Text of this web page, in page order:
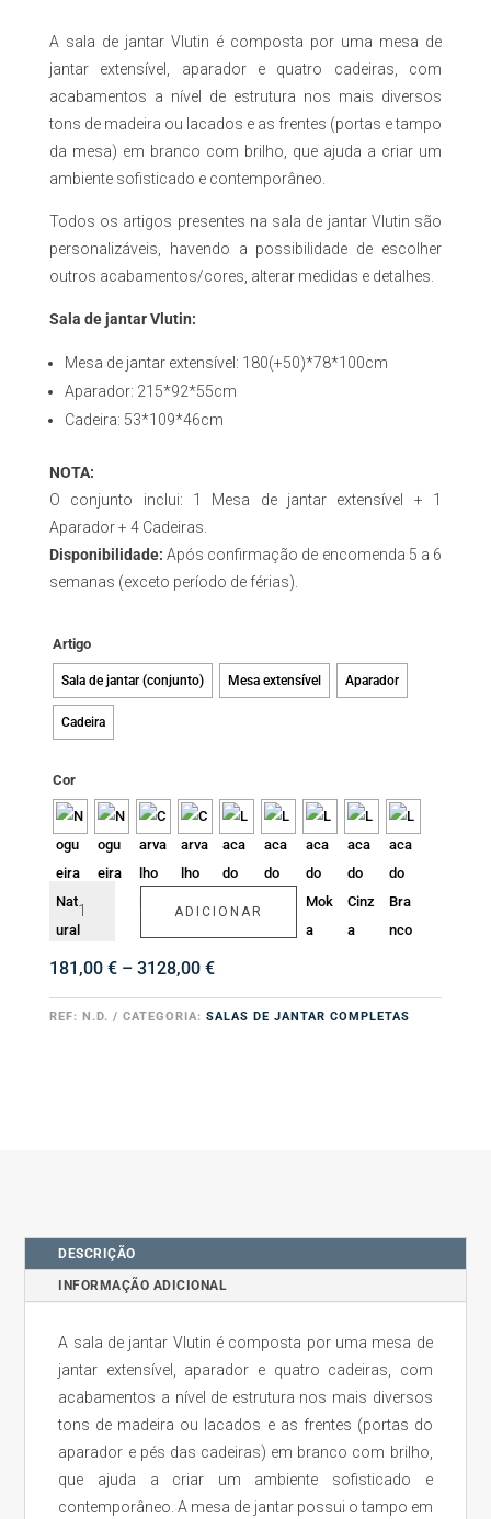
181,00 €
through
3128,00 €
A sala de jantar Vlutin é composta por uma mesa de
jantar extensível, aparador e quatro cadeiras, com
acabamentos a nível de estrutura nos mais diversos
tons de madeira ou lacados e as frentes (portas e tampo
da mesa) em branco com brilho, que ajuda a criar um
ambiente sofisticado e contemporâneo.
Todos os artigos presentes na sala de jantar Vlutin são
personalizáveis, havendo a possibilidade de escolher
outros acabamentos/cores, alterar medidas e detalhes.
Sala de jantar Vlutin:
Mesa de jantar extensível: 180(+50)*78*100cm
Aparador: 215*92*55cm
Cadeira: 53*109*46cm
NOTA:
O conjunto inclui: 1 Mesa de jantar extensível + 1
Aparador + 4 Cadeiras.
Disponibilidade: Após confirmação de encomenda 5 a 6
semanas (exceto período de férias).
Artigo
Sala de jantar (conjunto) Mesa extensível Aparador
Cadeira
Cor
Sala
de
Vlutin
ADICIONAR
181,00 € – 3128,00 €Price
181,00 €
REF: N.D. CATEGORIA: SALAS DE JANTAR COMPLETAS
DESCRIÇÃO
INFORMAÇÃO ADICIONAL
A sala de jantar Vlutin é composta por uma mesa de
jantar extensível, aparador e quatro cadeiras, com
acabamentos a nível de estrutura nos mais diversos
tons de madeira ou lacados e as frentes (portas do
aparador e pés das cadeiras) em branco com brilho,
que ajuda a criar um ambiente sofisticado e
contemporâneo. A mesa de jantar possui o tampo em